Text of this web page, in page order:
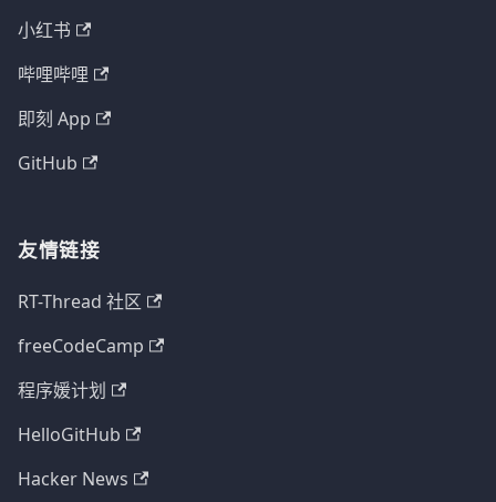
小红书
哔哩哔哩
即刻 App
GitHub
友情链接
RT-Thread 社区
freeCodeCamp
程序媛计划
HelloGitHub
Hacker News